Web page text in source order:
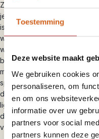
Toestemming
Deze website maakt
We gebruiken cookies
personaliseren, om
en om ons
informatie over uw
partners voor social
partners kunnen deze
Zelf rijden is volgens ons dé
je bepaalt je eigen
is niet zoals je gewend bent:
weg en ongeveer 80% van
wegen. Dit is goed te doen
biedt je meer comfort. Niet
maar je auto ligt ook hoger
spotten. We kiezen zoveel
die passen bij de sfeer en
liggen middenin de woestijn,
de rivier. We hebben alle
voor deze hotels op de